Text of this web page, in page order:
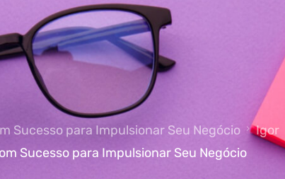
Sucesso para Impulsionar Seu Negócio
Igor
Sucesso para Impulsionar Seu Negócio